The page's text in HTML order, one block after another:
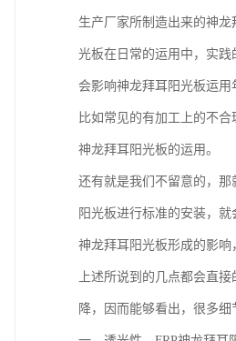
生产厂家所制造出来的神
光板在日常的运用中，实践
会影响神龙拜耳阳光板运用
比如常见的有加工上的不
神龙拜耳阳光板的运用。
还有就是我们不留意的，
阳光板进行标准的安装，
神龙拜耳阳光板形成的影响
上述所说到的几点都会直
降，因而能够看出，很多细